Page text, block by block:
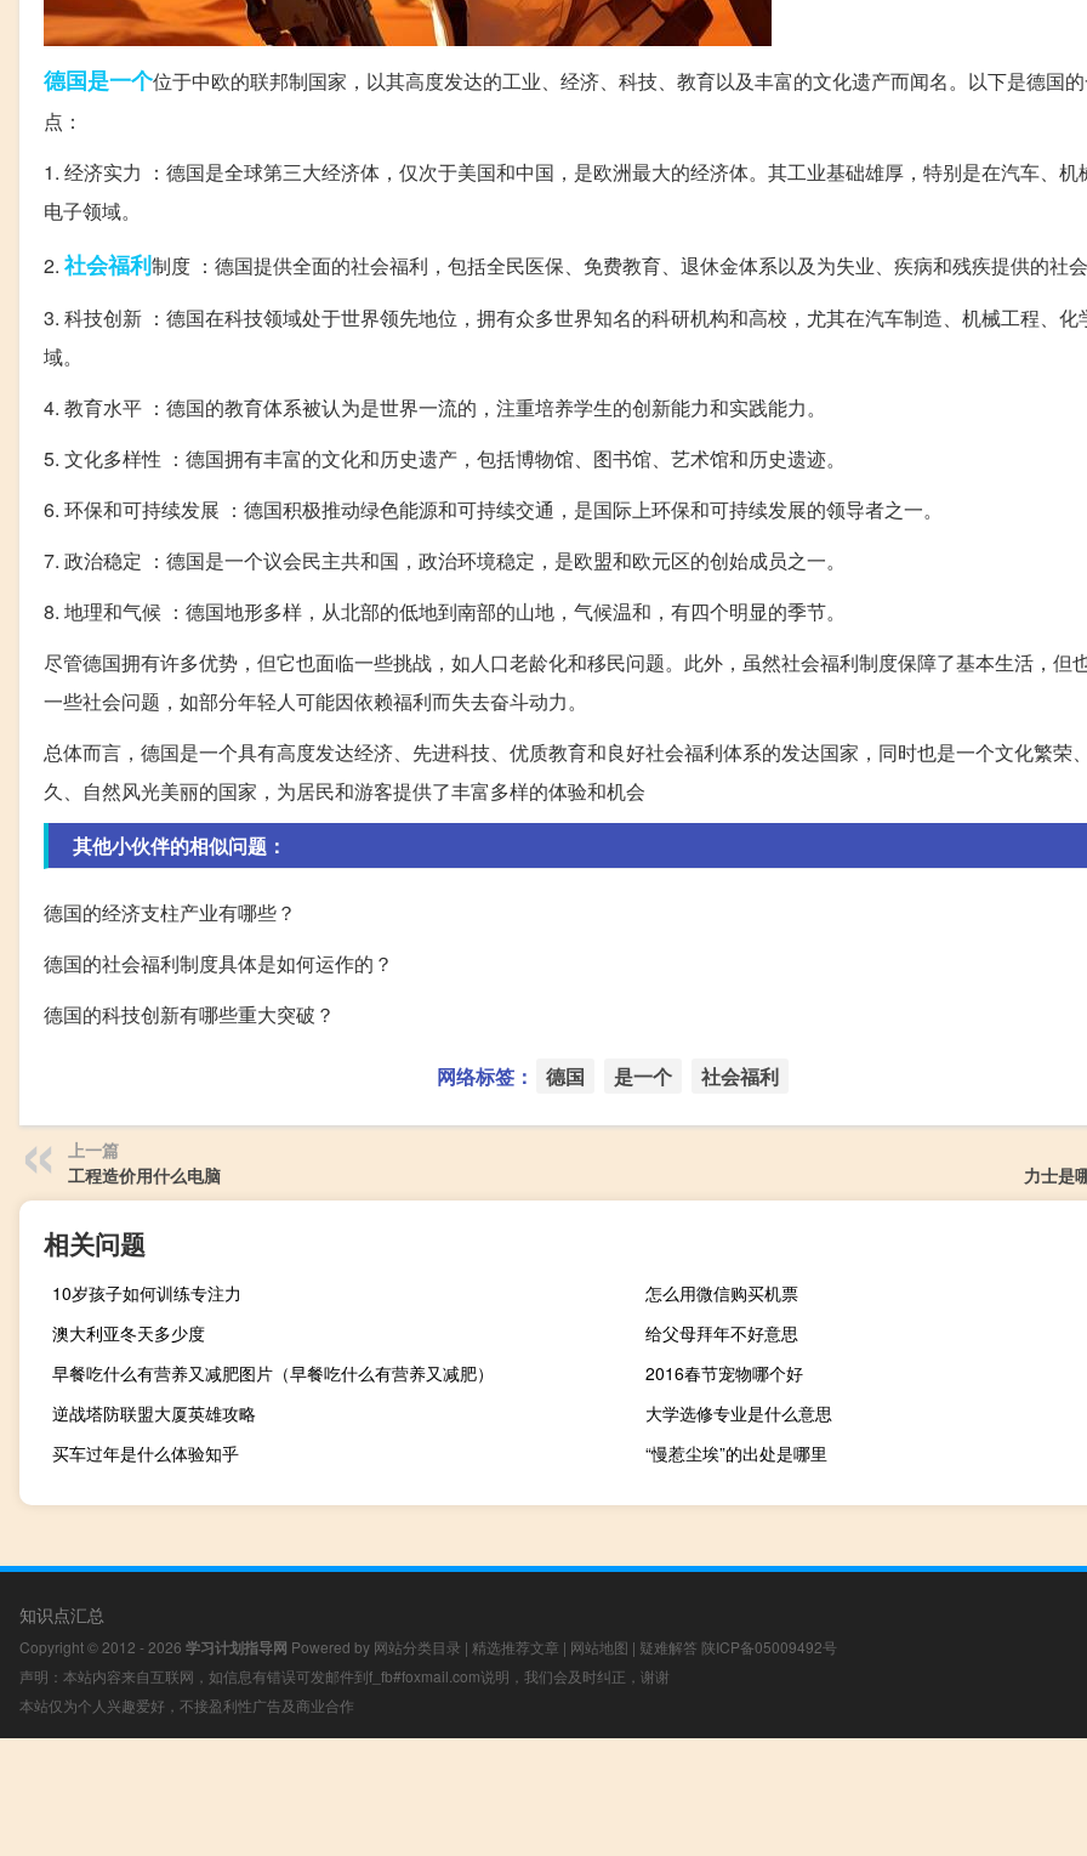
德国是一个位于中欧的联邦制国家，以其高度发达的工业、经济、科技、教育以及丰富的文化遗产而闻名。以下是德国
点：
1. 经济实力 ：德国是全球第三大经济体，仅次于美国和中国，是欧洲最大的经济体。其工业基础雄厚，特别是在汽车、机
电子领域。
2. 社会福利制度 ：德国提供全面的社会福利，包括全民医保、免费教育、退休金体系以及为失业、疾病和残疾提供的社
3. 科技创新 ：德国在科技领域处于世界领先地位，拥有众多世界知名的科研机构和高校，尤其在汽车制造、机械工程、化
域。
4. 教育水平 ：德国的教育体系被认为是世界一流的，注重培养学生的创新能力和实践能力。
5. 文化多样性 ：德国拥有丰富的文化和历史遗产，包括博物馆、图书馆、艺术馆和历史遗迹。
6. 环保和可持续发展 ：德国积极推动绿色能源和可持续交通，是国际上环保和可持续发展的领导者之一。
7. 政治稳定 ：德国是一个议会民主共和国，政治环境稳定，是欧盟和欧元区的创始成员之一。
8. 地理和气候 ：德国地形多样，从北部的低地到南部的山地，气候温和，有四个明显的季节。
尽管德国拥有许多优势，但它也面临一些挑战，如人口老龄化和移民问题。此外，虽然社会福利制度保障了基本生活，但
一些社会问题，如部分年轻人可能因依赖福利而失去奋斗动力。
总体而言，德国是一个具有高度发达经济、先进科技、优质教育和良好社会福利体系的发达国家，同时也是一个文化繁荣
久、自然风光美丽的国家，为居民和游客提供了丰富多样的体验和机会
其他小伙伴的相似问题：
德国的经济支柱产业有哪些？
德国的社会福利制度具体是如何运作的？
德国的科技创新有哪些重大突破？
网络标签： 德国 是一个 社会福利
上一篇
工程造价用什么电脑
力士是
相关问题
10岁孩子如何训练专注力
怎么用微信购买机票
澳大利亚冬天多少度
给父母拜年不好意思
早餐吃什么有营养又减肥图片（早餐吃什么有营养又减肥）
2016春节宠物哪个好
逆战塔防联盟大厦英雄攻略
大学选修专业是什么意思
买车过年是什么体验知乎
“慢惹尘埃”的出处是哪里
知识点汇总
Copyright © 2012 - 2026 学习计划指导网 Powered by 网站分类目录 | 精选推荐文章 | 网站地图 | 疑难解答 陕ICP备05009492号
声明：本站内容来自互联网，如信息有错误可发邮件到f_fb#foxmail.com说明，我们会及时纠正，谢谢
本站仅为个人兴趣爱好，不接盈利性广告及商业合作